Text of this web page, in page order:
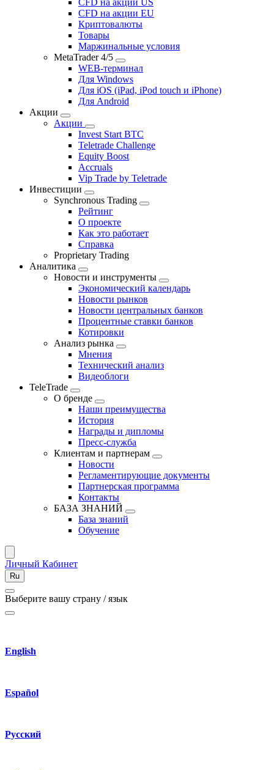
CFD на акции US
CFD на акции EU
Криптовалюты
Товары
Маржинальные условия
MetaTrader 4/5
WEB-терминал
Для Windows
Для iOS (iPad, iPod touch и iPhone)
Для Android
Акции
Акции
Invest Start BTC
Teletrade Challenge
Equity Boost
Accruals
Vip Trade by Teletrade
Инвестиции
Synchronous Trading
Рейтинг
О проекте
Как это работает
Справка
Proprietary Trading
Аналитика
Новости и инструменты
Экономический календарь
Новости рынков
Новости центральных банков
Процентные ставки банков
Котировки
Анализ рынка
Мнения
Технический анализ
Видеоблоги
TeleTrade
О бренде
Наши преимущества
История
Награды и дипломы
Пресс-служба
Клиентам и партнерам
Новости
Регламентирующие документы
Партнерская программа
Контакты
БАЗА ЗНАНИЙ
База знаний
Обучение
Личный Кабинет
Ru
Выберите вашу страну / язык
English
Español
Русский